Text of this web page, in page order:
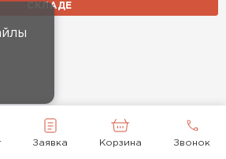
Заявка Корзина Звонок
СКЛАДЕ